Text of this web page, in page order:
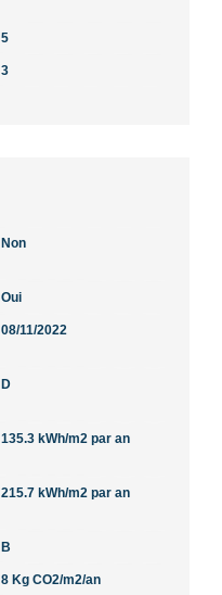
5
3
Non
Oui
08/11/2022
D
135.3 kWh/m2 par an
215.7 kWh/m2 par an
B
8 Kg CO2/m2/an